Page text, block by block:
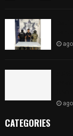
CATEGORIES